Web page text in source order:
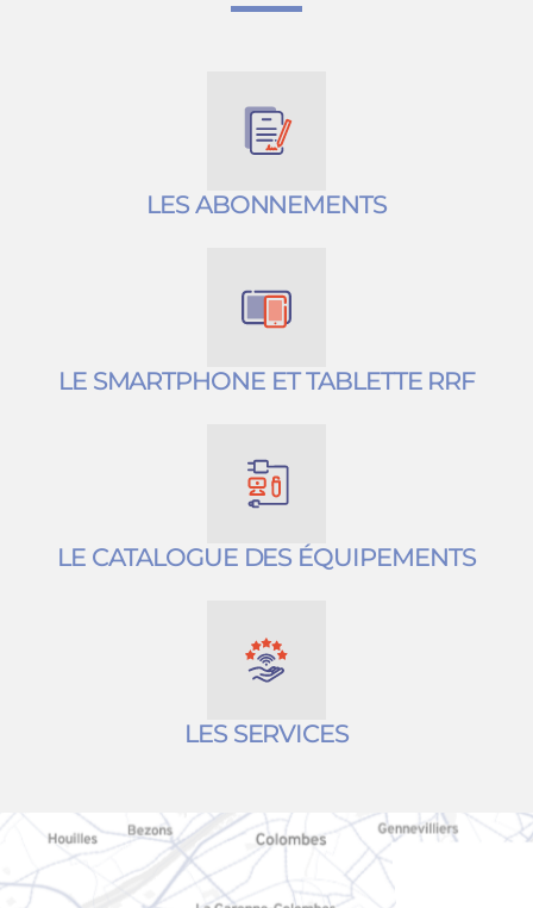
LES ABONNEMENTS
LE SMARTPHONE ET TABLETTE RRF
LE CATALOGUE DES ÉQUIPEMENTS
LES SERVICES